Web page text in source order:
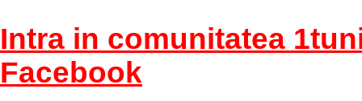
Intra in comunitatea
Facebook